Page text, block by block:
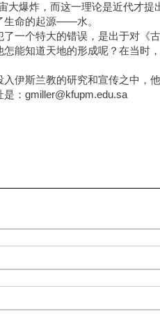
大爆炸，而这一理论是近代才
生命的起源——水。
一个特大的错误，是出于对《
能知道天地的形成呢？在当时
伊斯兰教的研究和宣传之中，
：gmiller@kfupm.edu.sa